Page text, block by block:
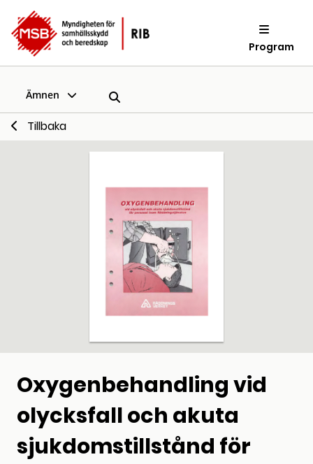
Program
Ämnen
Tillbaka
Oxygenbehandling vid
olycksfall och akuta
sjukdomstillstånd för